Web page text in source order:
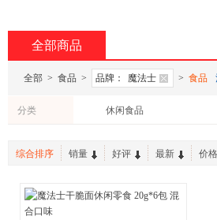
全部商品
全部 > 食品 > 品牌： 魔法士 > 食品
分类 休闲食品
综合排序 销量 好评 最新 价格